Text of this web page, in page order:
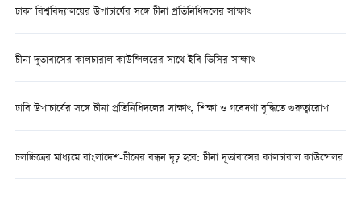
ঢাকা বিশ্ববিদ্যালয়ের উপাচার্যের সঙ্গে চীনা প্রতিনিধিদলের সাক্ষাৎ
চীনা দূতাবাসের কালচারাল কাউন্সিলরের সাথে ইবি ভিসির সাক্ষাৎ
ঢাবি উপাচার্যের সঙ্গে চীনা প্রতিনিধিদলের সাক্ষাৎ, শিক্ষা ও গবেষণা বৃদ্ধিতে গুরুত্বারোপ
চলচ্চিত্রের মাধ্যমে বাংলাদেশ-চীনের বন্ধন দৃঢ় হবে: চীনা দূতাবাসের কালচারাল কাউন্সেলর